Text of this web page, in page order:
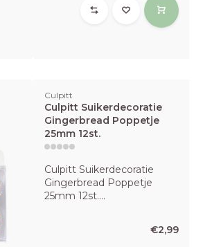
Culpitt
Culpitt Suikerdecoratie
Gingerbread Poppetje
25mm 12st.
Culpitt Suikerdecoratie
Gingerbread Poppetje
25mm 12st....
€2,99